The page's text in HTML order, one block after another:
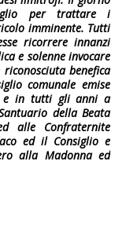
per trattare i
imminente. Tutti
ricorrere innanzi
e solenne invocare
benefica
comunale emise
e in tutti gli anni a
della Beata
alle Confraternite
ed il Consiglio e
alla Madonna ed